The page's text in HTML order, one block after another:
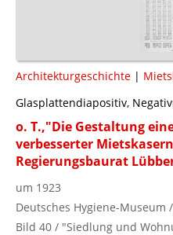
Architekturgeschichte |
Glasplattendiapositiv,
o. T.,"Die Gestaltung
verbesserter
Regierungsbaurat
um 1923
Deutsches Hygiene-
Bild 40 / "Siedlung und